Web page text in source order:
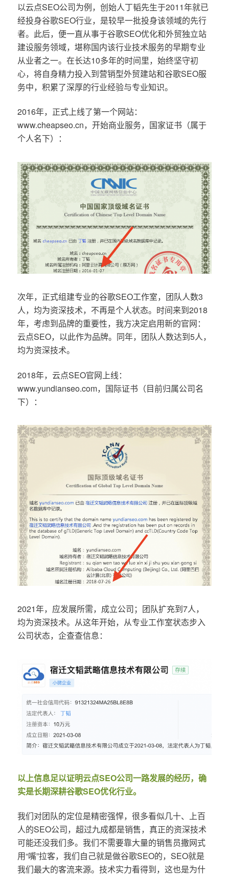
以云点SEO公司为例，创始人丁韬先生于2011年就已
经投身谷歌SEO行业，是较早一批投身该领域的先行
者。此后，便一直从事于谷歌SEO优化和外贸独立站
建设服务领域，堪称国内该行业技术服务的早期专业
从业者之一。在长达10多年的时间里，始终坚守初
心，将自身精力投入到营销型外贸建站和谷歌SEO服
务中，积累了深厚的行业经验与专业知识。
2016年，正式上线了第一个网站：
www.cheapseo.cn，开始商业服务，国家证书（属于
个人名下）：
次年，正式组建专业的谷歌SEO工作室，团队人数3
人，均为资深技术，不再是个人状态。时间来到2018
年，考虑到品牌的重要性，我方决定启用新的官网：
云点SEO，以此作为品牌。同年，团队人数达到5人，
均为资深技术。
2018年，云点SEO官网上线：
www.yundianseo.com，国际证书（目前归属公司名
下）：
2021年，应发展所需，成立公司；团队扩充到7人，
均为资深技术。从这年开始，从专业工作室状态步入
公司状态，企查查信息：
以上信息足以证明云点SEO公司一路发展的经历，确
实是长期深耕谷歌SEO优化行业。
我们对团队的定位是精密强悍，很多看似几十、上百
人的SEO公司，超过九成都是销售，真正的资深技术
可能还没我们多。我们不需要靠大量的销售员撒网式
用“嘴”拉客，我们自己就是做谷歌SEO的，SEO就是
我们最大的客流来源。技术实力看得到，这也是为什